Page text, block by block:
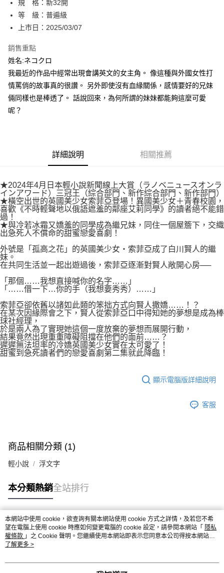
１．於結帳方式選擇「AFTEE先享後付」後，將跳轉至「AFTEE先享後付」
結帳頁面，進行簡訊認證並確認金額後，即可完成結帳。
２．訂單成立數日內，您將收到繳費通知簡訊。
３．收到繳費通知簡訊後14天內，點擊此簡訊中的連結，可透過四大超商／
※ 請注意：結帳手續完成當下不需立刻繳費，但若您需要取消訂單，請聯絡
購買商品的店家。未經商家同意取消之訂單仍視為有效，需透過AFTEE先享
後付繳納相關費用。
※ 交易是否成功請以「AFTEE先享後付 」之結帳頁面顯示為準，若有關於
是否繳費成功／繳費後需取消欲退款等相關疑問，請聯繫「AFTEE先享後付
【注意事項】
https://aftee.tw/terms/#terms3
３．未成年的使用者請事先徵得法定代理人或監護人之同意方可使用
任。
４．使用「AFTEE先享後付」時，將依據個別帳號之用戶狀況，依本公司即
時審查核予不同之上限額度；若仍有額度不足之情形，本公司將視審查結果
請求用戶進行身份認證。
５．嚴禁一人註冊多個帳號或使用他人資訊註冊。若發現惡意使用之情形，
恩沛科技股份有限公司將有權停止該用戶之使用額度並採取法律行動。
付款後全家取貨
每筆NT$80，滿NT$500(含以上)免運費
每筆NT$80，滿NT$500(含以上)免運費
付款後萊爾富取貨
每筆NT$80，滿NT$500(含以上)免運費
7-11取貨付款
每筆NT$80，滿NT$500(含以上)免運費
每筆NT$100，滿NT$800(含以上)免運費
國家/地區配送 查看運費
規 格：新32開
等 級：普遍級
上市日：2025/03/07
銷售重點
姓名:ネコクロ
我最近的作品中經常出現會講英文的女主角。 像這種與外國女性打
情罵俏的故事真的很讚。 另外即使沒有血緣關係，感情要好的兄妹
倆同樣也是棒透了。 話說回來，為何所謂的妹妹都能夠這麼可愛
呢？
詳細說明 相關推薦
★2024年4月日本輕小說新聞線上大賞（ラノベニュースオンラ
インアワード）三冠王（綜合部門、新作綜合部門、新作部門）
★橫空出世的英國美少女索菲亞登場！異國美少女＋青春校園，
喜歡《不時輕聲地以俄語遮羞的鄰座艾莉同學》的讀者絕不能錯
過！
★與冷若冰霜又嬌羞的同學成為繼兄妹，同住一個屋簷下，交織
出急死人不償命的甜蜜戀愛喜劇！
外號是「孤高之花」的英國美少女‧索菲亞成了白川賢人的繼
妹。
在共同生活並一起出遊過後，索菲亞逐漸對賢人敞開心房──
「那個……我想直接喊你的名字……」
「……借一下…你的手（我想要秀秀）……」
索菲亞卻依舊以諸如此類的笨拙方式向賢人撒嬌……！？
在某次因緣際會之下，賢人從索菲亞口中得知她的夢想是成為棒
球社經理，
於是兩人為了實現她這個一度放棄的夢想而展開行動，
結果竟然出現重重障礙阻擋在他們的面前……？
遲遲無法坦率的冷嬌英國美少女實在太可愛了！
甜蜜到急死讀者們的戀愛喜劇第二集就此降臨！
顯示電腦版詳細說明
客服
商品相關分類 (1)
輕小說 浮文字
本分類熱銷全站排行
熱門標籤
本網站中使用 cookie，欲查詢有關本網站使用 cookie 方式之詳情，及若您不希
望在電腦上使用 cookie 時應如何變更電腦的 cookie 設定，請參閱本網站「 隱私
權條款 」之 Cookie 聲明。您繼續使用本網站即表示您同意本公司得按本網站使
用條款之 Cookie 聲明使用 cookie。
了解更多 >